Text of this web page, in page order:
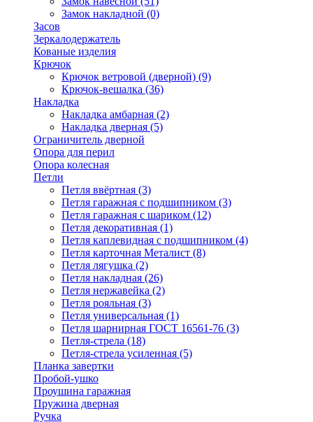
Замок накладной (0)
Засов
Зеркалодержатель
Кованые изделия
Крючок
Крючок ветровой (дверной) (9)
Крючок-вешалка (36)
Накладка
Накладка амбарная (2)
Накладка дверная (5)
Ограничитель дверной
Опора для перил
Опора колесная
Петли
Петля ввёртная (3)
Петля гаражная с подшипником (3)
Петля гаражная с шариком (12)
Петля декоративная (1)
Петля каплевидная с подшипником (4)
Петля карточная Металист (8)
Петля лягушка (2)
Петля накладная (26)
Петля нержавейка (2)
Петля рояльная (3)
Петля универсальная (1)
Петля шарнирная ГОСТ 16561-76 (3)
Петля-стрела (18)
Петля-стрела усиленная (5)
Планка завертки
Пробой-ушко
Проушина гаражная
Пружина дверная
Ручка